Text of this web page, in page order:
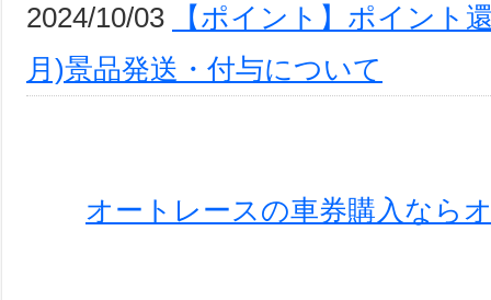
2024/10/03
【ポイント】ポイント
月)景品発送・付与について
オートレースの車券購入なら